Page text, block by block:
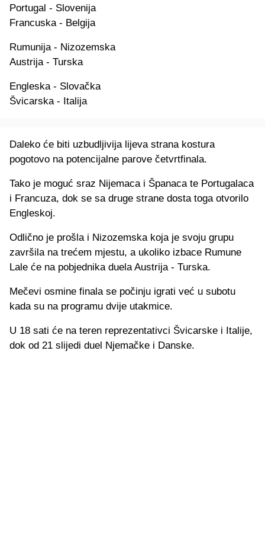
Portugal - Slovenija
Francuska - Belgija
Rumunija - Nizozemska
Austrija - Turska
Engleska - Slovačka
Švicarska - Italija
Daleko će biti uzbudljivija lijeva strana kostura
pogotovo na potencijalne parove četvrtfinala.
Tako je moguć sraz Nijemaca i Španaca te Portugalaca
i Francuza, dok se sa druge strane dosta toga otvorilo
Engleskoj.
Odlično je prošla i Nizozemska koja je svoju grupu
završila na trećem mjestu, a ukoliko izbace Rumune
Lale će na pobjednika duela Austrija - Turska.
Mečevi osmine finala se počinju igrati već u subotu
kada su na programu dvije utakmice.
U 18 sati će na teren reprezentativci Švicarske i Italije,
dok od 21 slijedi duel Njemačke i Danske.